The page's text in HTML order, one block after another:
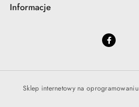
Informacje
Sklep internetowy na oprogramowaniu